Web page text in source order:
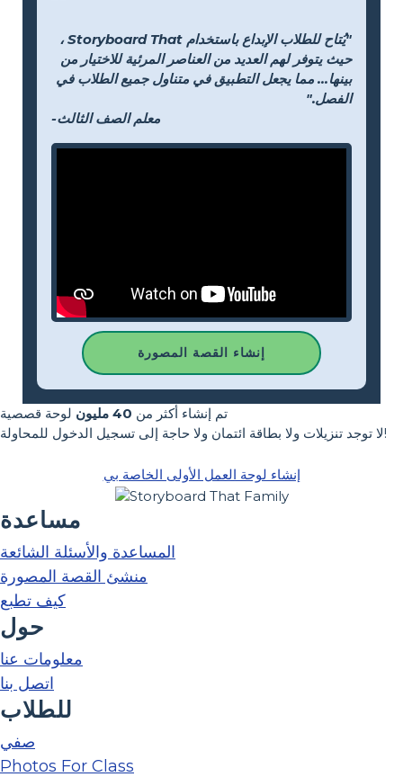
"يُتاح للطلاب الإبداع باستخدام Storyboard That ،
حيث يتوفر لهم العديد من العناصر المرئية للاختيار من
بينها... مما يجعل التطبيق في متناول جميع الطلاب في
الفصل."
-معلم الصف الثالث
إنشاء القصة المصورة
تم إنشاء أكثر من 40 مليون
لوحة قصصية
لا توجد تنزيلات ولا بطاقة ائتمان ولا حاجة إلى تسجيل الدخول للمحاولة!
إنشاء لوحة العمل الأولى الخاصة بي
مساعدة
المساعدة والأسئلة الشائعة
منشئ القصة المصورة
كيف تطبع
حول
معلومات عنا
اتصل بنا
للطلاب
صفي
Photos For Class